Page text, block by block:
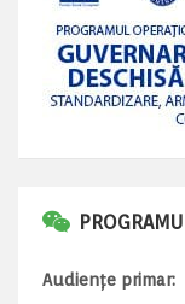
Audiențe primar: